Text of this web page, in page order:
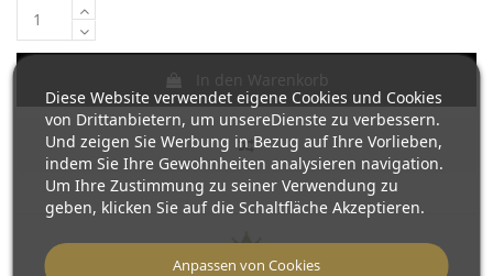
In den Warenkorb
Diese Website verwendet eigene Cookies und Cookies
von Drittanbietern, um unsereDienste zu verbessern.
Und zeigen Sie Werbung in Bezug auf Ihre Vorlieben,
indem Sie Ihre Gewohnheiten analysieren navigation.
Um Ihre Zustimmung zu seiner Verwendung zu
geben, klicken Sie auf die Schaltfläche Akzeptieren.
Anpassen von Cookies